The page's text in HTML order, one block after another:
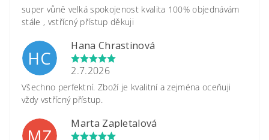
super vůně velká spokojenost kvalita 100% objednávám
stále , vstřícný přístup děkuji
HC
Hana Chrastinová
2.7.2026
Všechno perfektní. Zboží je kvalitní a zejména oceňuji
vždy vstřícný přístup.
Marta Zapletalová